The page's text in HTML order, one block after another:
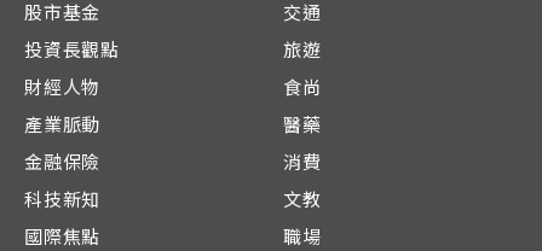
股市基金
投資長觀點
財經人物
產業脈動
金融保險
科技新知
國際焦點
交通
旅遊
食尚
醫藥
消費
文教
職場